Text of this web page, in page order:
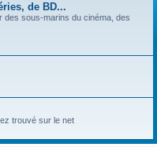
de BD...
des sous-marins du cinéma, des
trouvé sur le net